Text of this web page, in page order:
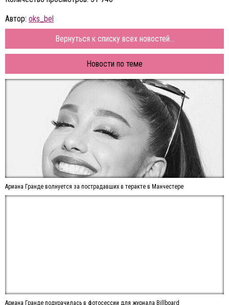
Автор: oks_bel
Вернуться к списку всех новостей...
Новости по теме
Ариана Гранде волнуется за пострадавших в теракте в Манчестере
Ариана Гранде подурачилась в фотосессии для журнала Billboard